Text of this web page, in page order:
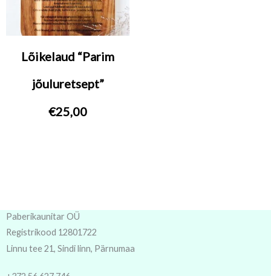
Lõikelaud “Parim
jõuluretsept”
€25,00
Paberikaunitar OÜ
Registrikood 12801722
Linnu tee 21, Sindi linn, Pärnumaa